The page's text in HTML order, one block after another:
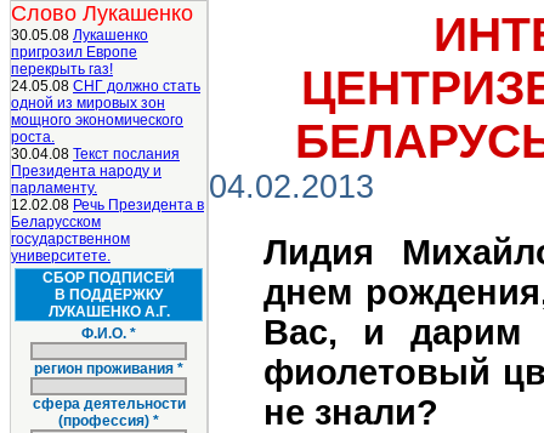
Слово Лукашенко
30.05.08 Лукашенко
пригрозил Европе
перекрыть газ!
24.05.08 СНГ должно стать
одной из мировых зон
мощного экономического
роста.
30.04.08 Текст послания
Президента народу и
парламенту.
12.02.08 Речь Президента в
Беларусском
государственном
университете.
СБОР ПОДПИСЕЙ
В ПОДДЕРЖКУ
ЛУКАШЕНКО А.Г.
Ф.И.О. *
регион проживания *
сфера деятельности
(профессия) *
04.02.2013
Лидия
днем
Вас, и дарим
фиолетовый
не знали?